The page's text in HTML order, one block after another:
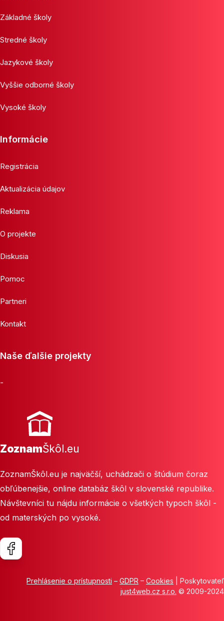
Základné školy
Stredné školy
Jazykové školy
Vyššie odborné školy
Vysoké školy
Informácie
Registrácia
Aktualizácia údajov
Reklama
O projekte
Diskusia
Pomoc
Partneri
Kontakt
Naše ďalšie projekty
-
ZoznamŠkôl.eu
ZoznamŠkôl.eu je najväčší, uchádzači o štúdium čoraz
obľúbenejšie, online databáz škôl v slovenské republike.
Návštevníci tu nájdu informácie o všetkých typoch škôl -
od materských po vysoké.
Prehlásenie o prístupnosti – GDPR – Cookies | Poskytovateľ
just4web.cz s.r.o. © 2009-2024